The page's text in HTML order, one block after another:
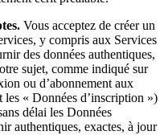
Vous acceptez de créer un
y compris aux Services
des données authentiques,
sujet, comme indiqué sur
ou d’abonnement aux
les « Données d’inscription »)
délai les Données
authentiques, exactes, à jour